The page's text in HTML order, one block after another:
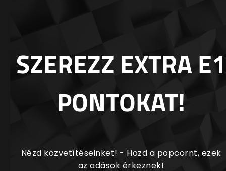
SZEREZZ EXTRA E1
PONTOKAT!
Nézd közvetítéseinket! - Hozd a popcornt, ezek
az adások érkeznek!